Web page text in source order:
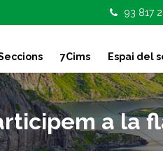
93 817
7Cims Espai del
a la